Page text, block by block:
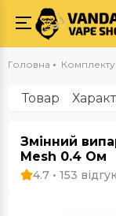
Головна
Товар
Змінний
Mesh 0.4 Ом
4.7 • 153